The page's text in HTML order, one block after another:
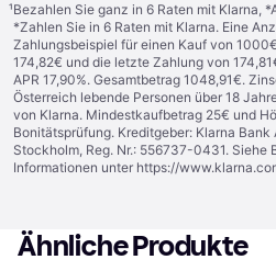
¹Bezahlen Sie ganz in 6 Raten mit Klarna,
*Zahlen Sie in 6 Raten mit Klarna. Eine
Zahlungsbeispiel für einen Kauf von
174,82€ und die letzte Zahlung von
APR 17,90%. Gesamtbetrag 1048,91€.
Österreich lebende Personen über 18
von Klarna. Mindestkaufbetrag 25€ und
Bonitätsprüfung. Kreditgeber: Klarna
Stockholm, Reg. Nr.: 556737-0431. Siehe
Informationen unter https://
Ähnliche Produkte